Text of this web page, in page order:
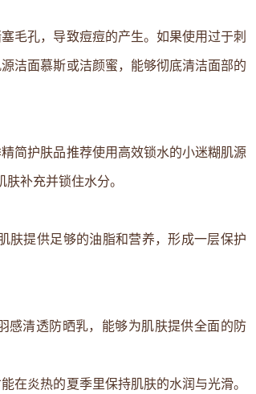
毛孔，导致痘痘的产生。如果使用过于刺
洁面慕斯或洁颜蜜，能够彻底清洁面部的
简护肤品推荐使用高效锁水的小迷糊肌源
补充并锁住水分。
肤提供足够的油脂和营养，形成一层保护
感清透防晒乳，能够为肌肤提供全面的防
在炎热的夏季里保持肌肤的水润与光滑。